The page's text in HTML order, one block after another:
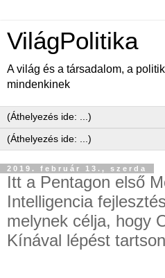
VilágPolitika
A világ és a társadalom, a
mindenkinek
2019. február 13., szerda
Itt a Pentagon első
Intelligencia
melynek célja, hogy
Kínával lépést tartson